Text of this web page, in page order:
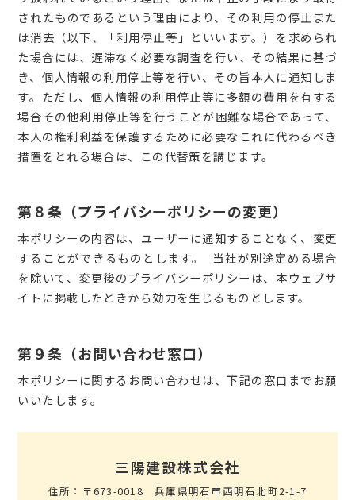
されたものであるという理由により、その利用の停止また
は消去（以下、「利用停止等」といいます。）を求められ
た場合には、遅滞なく必要な調査を行い、その結果に基づ
き、個人情報の利用停止等を行い、その旨本人に通知しま
す。ただし、個人情報の利用停止等に多額の費用を有する
場合その他利用停止等を行うことが困難な場合であって、
本人の権利利益を保護するために必要なこれに代わるべき
措置をとれる場合は、この代替策を講じます。
第８条（プライバシーポリシーの変更）
本ポリシーの内容は、ユーザーに通知することなく、変更
することができるものとします。 当社が別途定める場合
を除いて、変更後のプライバシーポリシーは、本ウェブサ
イトに掲載したときから効力を生じるものとします。
第９条（お問い合わせ窓口）
本ポリシーに関するお問い合わせは、下記の窓口までお願
いいたします。
三陽建設株式会社
住所：〒673-0018 兵庫県明石市西明石北町2-1-7